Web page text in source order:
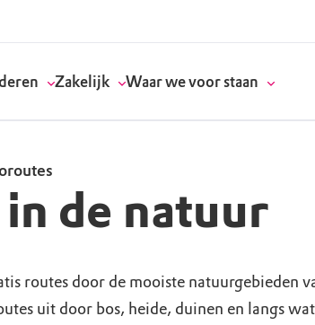
Doneer
Word vrijwilliger
Routes
Natuurgebieden
Kinderactiviteiten
Verjaardagsfeestjes
Zakelijk
Geef een bedrijfsdonatie
Vergaderen in de natuur
Waar we voor staan
Onze visie
Actuele thema's
de natuur
routes door de mooiste natuurgebieden
uit door bos, heide, duinen en langs